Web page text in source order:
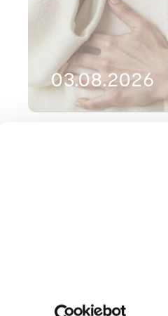
03.08.2026
Die